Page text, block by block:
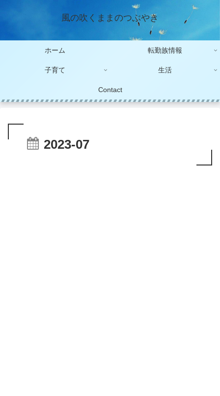
風の吹くままのつぶやき
ホーム 転勤族情報
子育て 生活
Contact
2023-07